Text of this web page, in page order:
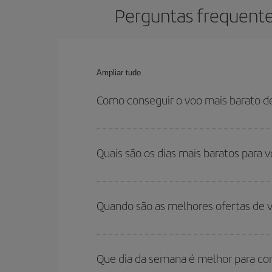
Perguntas
Ampliar tudo
Como conseguir o voo mais barato
relação às datas e horários de sua ida e volta.
Quais são os dias mais baratos para
para onde você quer ir e quais datas você
volta, para que você possa encontrar a melhor
Quando são as melhores ofertas de
são considerados alta temporada. Além disso,
encontrará.
Que dia da semana é melhor para